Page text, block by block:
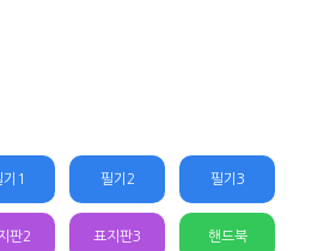
기1 필기2 필기3
판2 표지판3 핸드북